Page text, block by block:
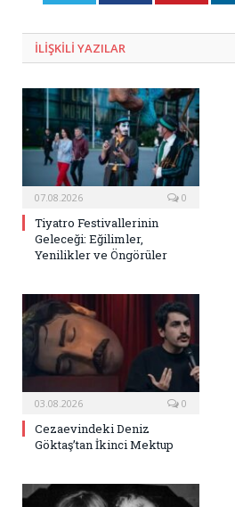
ILIŞKILI YAZILAR
07.08.2026 0
Tiyatro Festivallerinin
Geleceği: Eğilimler,
Yenilikler ve Öngörüler
03.08.2026 0
Cezaevindeki Deniz
Göktaş’tan İkinci Mektup